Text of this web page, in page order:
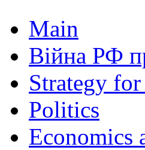
Main
Війна РФ
Strategy
Politics
Economics